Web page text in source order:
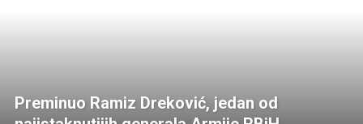
Preminuo Ramiz Dreković, jedan od